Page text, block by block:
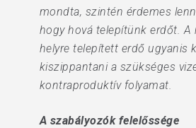
mondta, szintén érdemes
hogy hová telepítünk erdőt. A
helyre telepített erdő ugyanis
kiszippantani a szükséges
kontraproduktív folyamat.
A szabályozók felelőssége